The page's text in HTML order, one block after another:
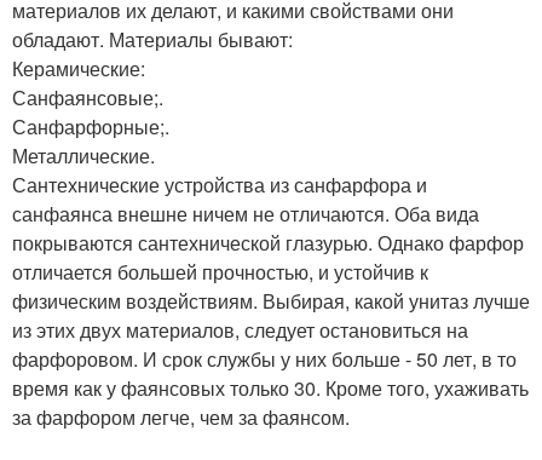
материалов их делают, и какими свойствами они
обладают. Материалы бывают:
Керамические:
Санфаянсовые;.
Санфарфорные;.
Металлические.
Сантехнические устройства из санфарфора и
санфаянса внешне ничем не отличаются. Оба вида
покрываются сантехнической глазурью. Однако фарфор
отличается большей прочностью, и устойчив к
физическим воздействиям. Выбирая, какой унитаз лучше
из этих двух материалов, следует остановиться на
фарфоровом. И срок службы у них больше - 50 лет, в то
время как у фаянсовых только 30. Кроме того, ухаживать
за фарфором легче, чем за фаянсом.